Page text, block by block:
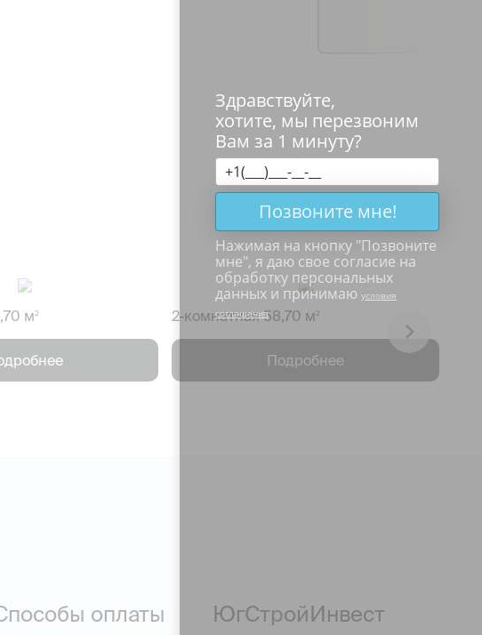
м2 2-комнатная 58,70 м2
Подробнее
оплаты ЮгСтройИнвест
Здравствуйте,
хотите, мы перезвоним
Вам за 1 минуту?
Позвоните мне!
Нажимая на кнопку "Позвоните
мне", я даю свое согласие на
обработку персональных
данных и принимаю условия
соглашения